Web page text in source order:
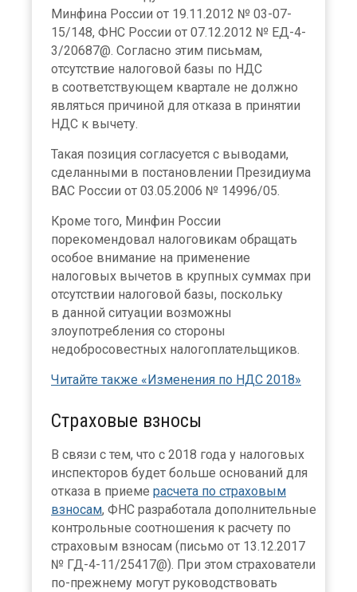
Минфина России от 19.11.2012 № 03-07-
15/148, ФНС России от 07.12.2012 № ЕД-4-
3/20687@. Согласно этим письмам,
отсутствие налоговой базы по НДС
в соответствующем квартале не должно
являться причиной для отказа в принятии
НДС к вычету.
Такая позиция согласуется с выводами,
сделанными в постановлении Президиума
ВАС России от 03.05.2006 № 14996/05.
Кроме того, Минфин России
порекомендовал налоговикам обращать
особое внимание на применение
налоговых вычетов в крупных суммах при
отсутствии налоговой базы, поскольку
в данной ситуации возможны
злоупотребления со стороны
недобросовестных налогоплательщиков.
Читайте также «Изменения по НДС 2018»
Страховые взносы
В связи с тем, что с 2018 года у налоговых
инспекторов будет больше оснований для
отказа в приеме расчета по страховым
взносам, ФНС разработала дополнительные
контрольные соотношения к расчету по
страховым взносам (письмо от 13.12.2017
№ ГД-4-11/25417@). При этом страхователи
по-прежнему могут руководствовать